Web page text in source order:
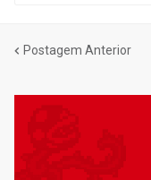
Postagem Anterior